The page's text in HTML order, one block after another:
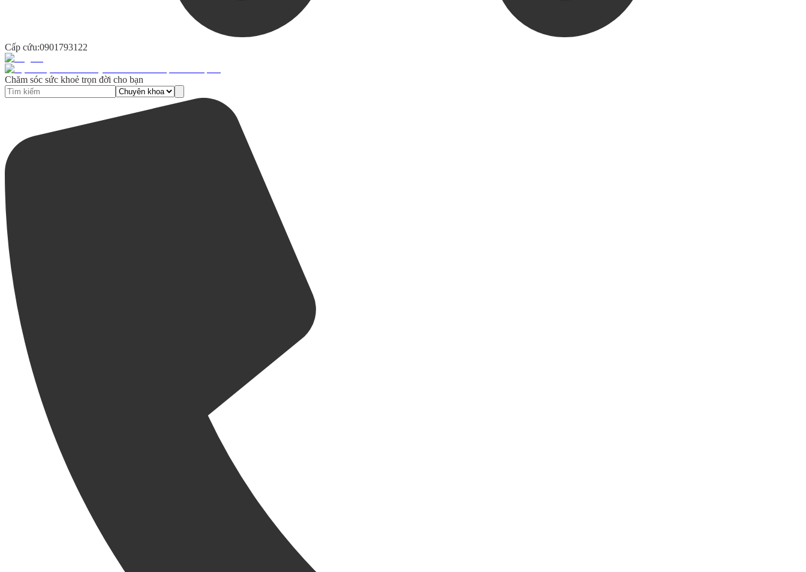
Cấp cứu:0901793122
Chăm sóc sức khoẻ trọn đời cho bạn